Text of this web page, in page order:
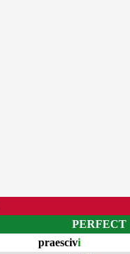
PERFECT
praescivi